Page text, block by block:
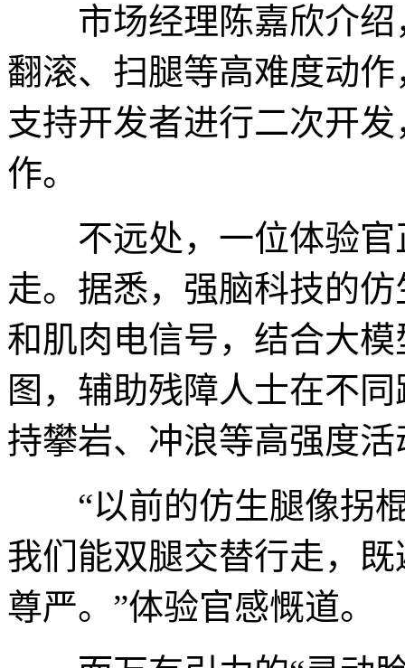
市场经理陈嘉欣介绍
翻滚、扫腿等高难度动
支持开发者进行二次开
作。
不远处，一位体验官
走。据悉，强脑科技的
和肌肉电信号，结合大
图，辅助残障人士在不
持攀岩、冲浪等高强度活
“以前的仿生腿像拐棍
我们能双腿交替行走，
尊严。”体验官感慨道。